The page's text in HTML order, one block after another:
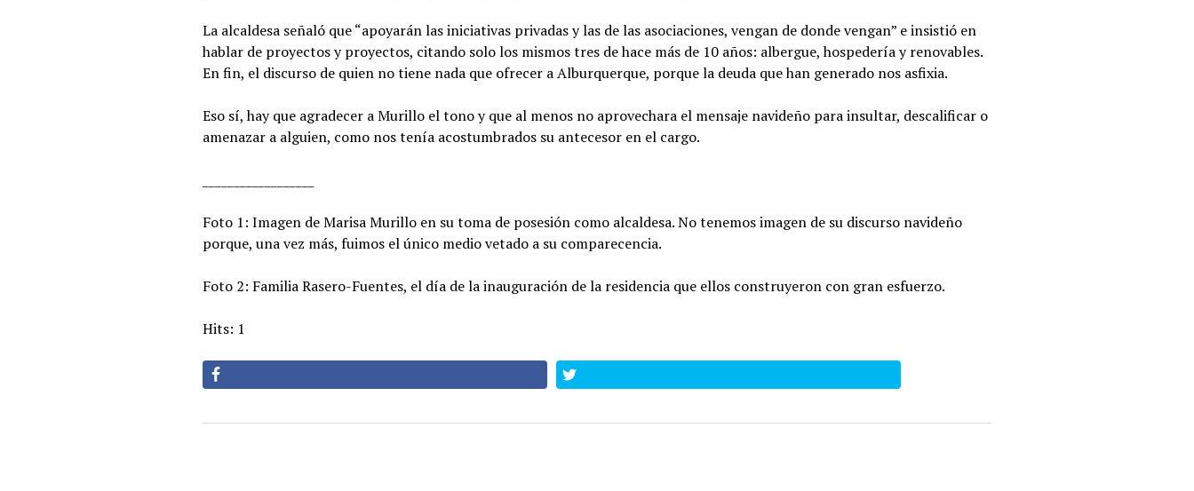
La alcaldesa señaló que “apoyarán las iniciativas privadas y las de las asociaciones, vengan de donde vengan” e insistió en
hablar de proyectos y proyectos, citando solo los mismos tres de hace más de 10 años: albergue, hospedería y renovables.
En fin, el discurso de quien no tiene nada que ofrecer a Alburquerque, porque la deuda que han generado nos asfixia.
Eso sí, hay que agradecer a Murillo el tono y que al menos no aprovechara el mensaje navideño para insultar, descalificar o
amenazar a alguien, como nos tenía acostumbrados su antecesor en el cargo.
Foto 1: Imagen de Marisa Murillo en su toma de posesión como alcaldesa. No tenemos imagen de su discurso navideño
porque, una vez más, fuimos el único medio vetado a su comparecencia.
Foto 2: Familia Rasero-Fuentes, el día de la inauguración de la residencia que ellos construyeron con gran esfuerzo.
Hits: 1